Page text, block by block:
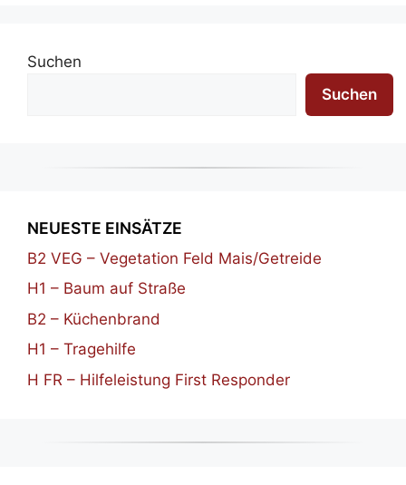
Suchen
Suchen
NEUESTE EINSÄTZE
B2 VEG – Vegetation Feld Mais/Getreide
H1 – Baum auf Straße
B2 – Küchenbrand
H1 – Tragehilfe
H FR – Hilfeleistung First Responder